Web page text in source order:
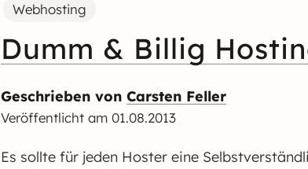
Webhosting
Dumm & Billig
Geschrieben von Carsten Feller
Veröffentlicht am 01.08.2013
Es sollte für jeden Hoster eine